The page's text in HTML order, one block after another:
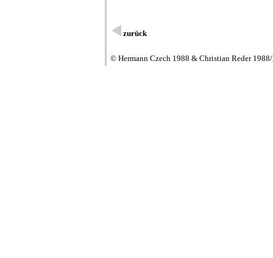
zurück
© Hermann Czech 1988 & Christian Reder